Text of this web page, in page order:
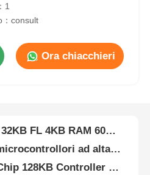
interfaccia I/O SPI
1
：consult
Ora chiacchieri
DSP DSC 16-bit Controller di segnale digitale 256KB Flash e 30KB SRAM con processori analogici avanzati DSPIC33FJ256GP710A-I/PF